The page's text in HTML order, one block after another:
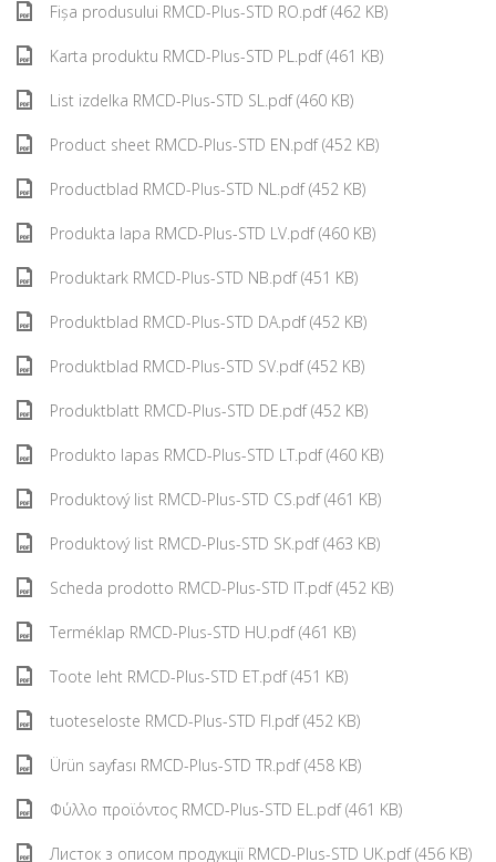
Fișa produsului RMCD-Plus-STD RO.pdf (462 KB)
Karta produktu RMCD-Plus-STD PL.pdf (461 KB)
List izdelka RMCD-Plus-STD SL.pdf (460 KB)
Product sheet RMCD-Plus-STD EN.pdf (452 KB)
Productblad RMCD-Plus-STD NL.pdf (452 KB)
Produkta lapa RMCD-Plus-STD LV.pdf (460 KB)
Produktark RMCD-Plus-STD NB.pdf (451 KB)
Produktblad RMCD-Plus-STD DA.pdf (452 KB)
Produktblad RMCD-Plus-STD SV.pdf (452 KB)
Produktblatt RMCD-Plus-STD DE.pdf (452 KB)
Produkto lapas RMCD-Plus-STD LT.pdf (460 KB)
Produktový list RMCD-Plus-STD CS.pdf (461 KB)
Produktový list RMCD-Plus-STD SK.pdf (463 KB)
Scheda prodotto RMCD-Plus-STD IT.pdf (452 KB)
Terméklap RMCD-Plus-STD HU.pdf (461 KB)
Toote leht RMCD-Plus-STD ET.pdf (451 KB)
tuoteseloste RMCD-Plus-STD FI.pdf (452 KB)
Ürün sayfası RMCD-Plus-STD TR.pdf (458 KB)
Φύλλο προϊόντος RMCD-Plus-STD EL.pdf (461 KB)
Листок з описом продукції RMCD-Plus-STD UK.pdf (456 KB)